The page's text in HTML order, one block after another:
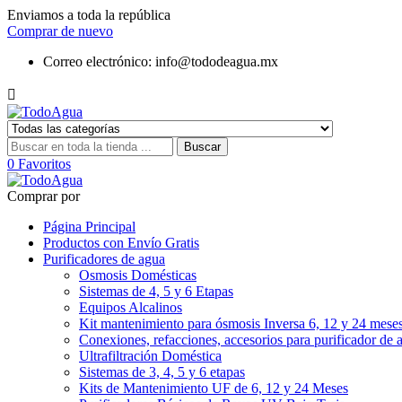
Enviamos a toda la república
Comprar de nuevo
Correo electrónico: info@tododeagua.mx

Buscar
0 Favoritos
Comprar por
Página Principal
Productos con Envío Gratis
Purificadores de agua
Osmosis Domésticas
Sistemas de 4, 5 y 6 Etapas
Equipos Alcalinos
Kit mantenimiento para ósmosis Inversa 6, 12 y 24
Conexiones, refacciones, accesorios para purificador de
Ultrafiltración Doméstica
Sistemas de 3, 4, 5 y 6 etapas
Kits de Mantenimiento UF de 6, 12 y 24 Meses